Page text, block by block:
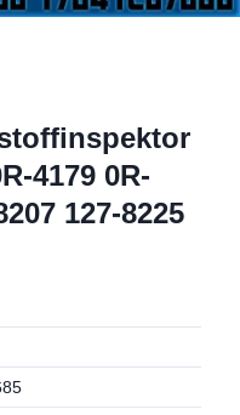
4179 0R-
127-8225